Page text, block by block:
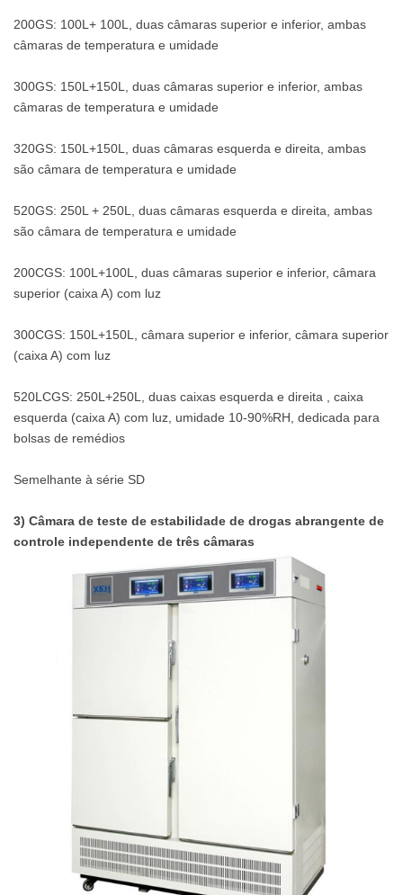
200GS: 100L+ 100L, duas câmaras superior e inferior, ambas
câmaras de temperatura e umidade
300GS: 150L+150L, ​​duas câmaras superior e inferior, ambas
câmaras de temperatura e umidade
320GS: 150L+150L, ​​duas câmaras esquerda e direita, ambas
são câmara de temperatura e umidade
520GS: 250L + 250L, duas câmaras esquerda e direita, ambas
são câmara de temperatura e umidade
200CGS: 100L+100L, duas câmaras superior e inferior, câmara
superior (caixa A) com luz
300CGS: 150L+150L, ​​câmara superior e inferior, câmara superior
(caixa A) com luz
520LCGS: 250L+250L, duas caixas esquerda e direita , caixa
esquerda (caixa A) com luz, umidade 10-90%RH, dedicada para
bolsas de remédios
Semelhante à série SD
3) Câmara de teste de estabilidade de drogas abrangente de
controle independente de três câmaras